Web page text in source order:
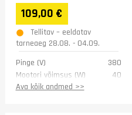
109,00 €
Tellitav – eeldatav
tarneaeg 28.08. - 04.09.
Pinge (V)
380
Mootori võimsus (W)
40
Kaal (kg)
Ava kõik andmed >>